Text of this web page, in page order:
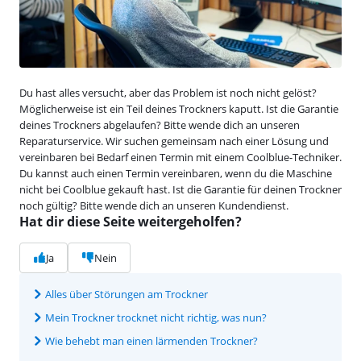
Du hast alles versucht, aber das Problem ist noch nicht gelöst?
Möglicherweise ist ein Teil deines Trockners kaputt. Ist die Garantie
deines Trockners abgelaufen? Bitte wende dich an unseren
Reparaturservice. Wir suchen gemeinsam nach einer Lösung und
vereinbaren bei Bedarf einen Termin mit einem Coolblue-Techniker.
Du kannst auch einen Termin vereinbaren, wenn du die Maschine
nicht bei Coolblue gekauft hast. Ist die Garantie für deinen Trockner
noch gültig? Bitte wende dich an unseren Kundendienst.
Hat dir diese Seite weitergeholfen?
Ja Nein
Alles über Störungen am Trockner
Mein Trockner trocknet nicht richtig, was nun?
Wie behebt man einen lärmenden Trockner?